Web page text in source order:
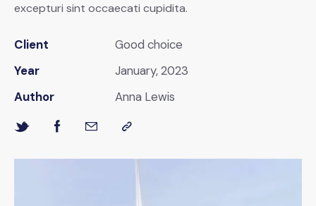
excepturi sint occaecati cupidita.
Client
Good choice
Year
January, 2023
Author
Anna Lewis